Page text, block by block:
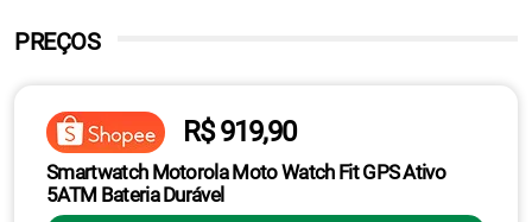
PREÇOS
R$ 919,90
Smartwatch Motorola Moto Watch Fit GPS Ativo
5ATM Bateria Durável